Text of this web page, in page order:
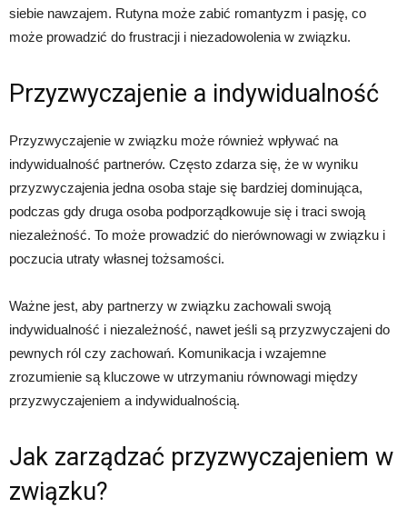
siebie nawzajem. Rutyna może zabić romantyzm i pasję, co
może prowadzić do frustracji i niezadowolenia w związku.
Przyzwyczajenie a indywidualność
Przyzwyczajenie w związku może również wpływać na
indywidualność partnerów. Często zdarza się, że w wyniku
przyzwyczajenia jedna osoba staje się bardziej dominująca,
podczas gdy druga osoba podporządkowuje się i traci swoją
niezależność. To może prowadzić do nierównowagi w związku i
poczucia utraty własnej tożsamości.
Ważne jest, aby partnerzy w związku zachowali swoją
indywidualność i niezależność, nawet jeśli są przyzwyczajeni do
pewnych ról czy zachowań. Komunikacja i wzajemne
zrozumienie są kluczowe w utrzymaniu równowagi między
przyzwyczajeniem a indywidualnością.
Jak zarządzać przyzwyczajeniem w
związku?